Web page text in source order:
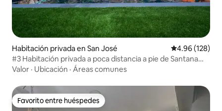
Habitación privada en San José Calificación
4.96 (128)
#3 Habitación privada a poca distancia a pie de Santana
Row
Valor · Ubicación · Áreas comunes
Favorito entre huéspedes
Favorito entre huéspedes